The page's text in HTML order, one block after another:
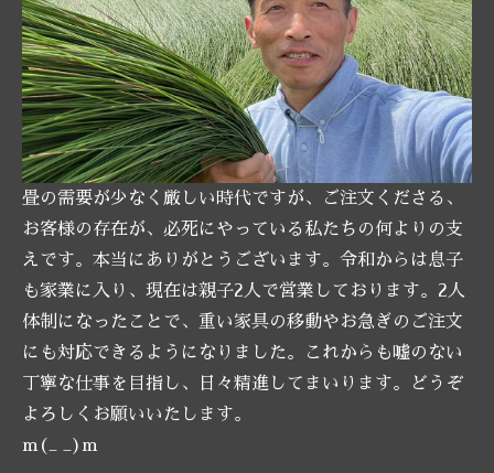
畳の需要が少なく厳しい時代ですが、ご注文くださる、
お客様の存在が、必死にやっている私たちの何よりの支
えです。本当にありがとうございます。令和からは息子
も家業に入り、現在は親子2人で営業しております。2人
体制になったことで、重い家具の移動やお急ぎのご注文
にも対応できるようになりました。これからも嘘のない
丁寧な仕事を目指し、日々精進してまいります。どうぞ
よろしくお願いいたします。
m(_ _)m